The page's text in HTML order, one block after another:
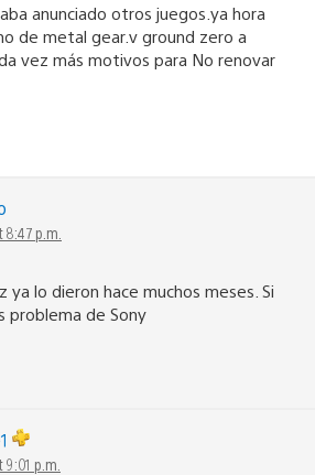
anunciado otros juegos.ya hora
de metal gear.v ground zero a
vez más motivos para No renovar
p.m.
ya lo dieron hace muchos meses. Si
problema de Sony
p.m.